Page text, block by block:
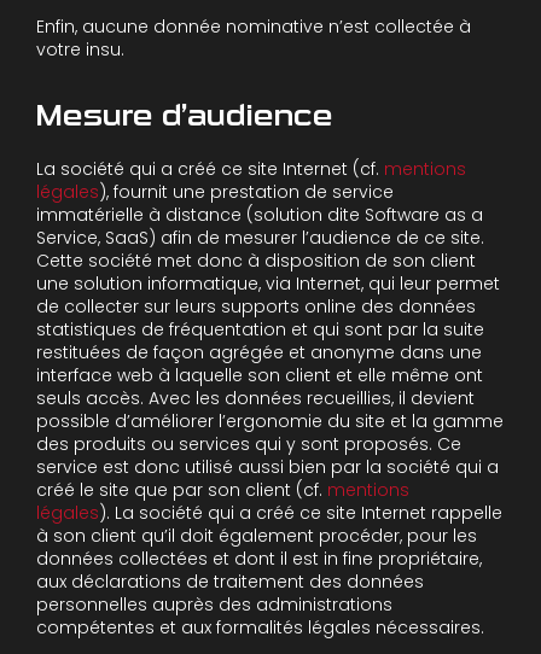
Enfin, aucune donnée nominative n’est collectée à
votre insu.
Mesure d’audience
La société qui a créé ce site Internet (cf. mentions
légales), fournit une prestation de service
immatérielle à distance (solution dite Software as a
Service, SaaS) afin de mesurer l’audience de ce site.
Cette société met donc à disposition de son client
une solution informatique, via Internet, qui leur permet
de collecter sur leurs supports online des données
statistiques de fréquentation et qui sont par la suite
restituées de façon agrégée et anonyme dans une
interface web à laquelle son client et elle même ont
seuls accès. Avec les données recueillies, il devient
possible d’améliorer l’ergonomie du site et la gamme
des produits ou services qui y sont proposés. Ce
service est donc utilisé aussi bien par la société qui a
créé le site que par son client (cf. mentions
légales). La société qui a créé ce site Internet rappelle
à son client qu’il doit également procéder, pour les
données collectées et dont il est in fine propriétaire,
aux déclarations de traitement des données
personnelles auprès des administrations
compétentes et aux formalités légales nécessaires.